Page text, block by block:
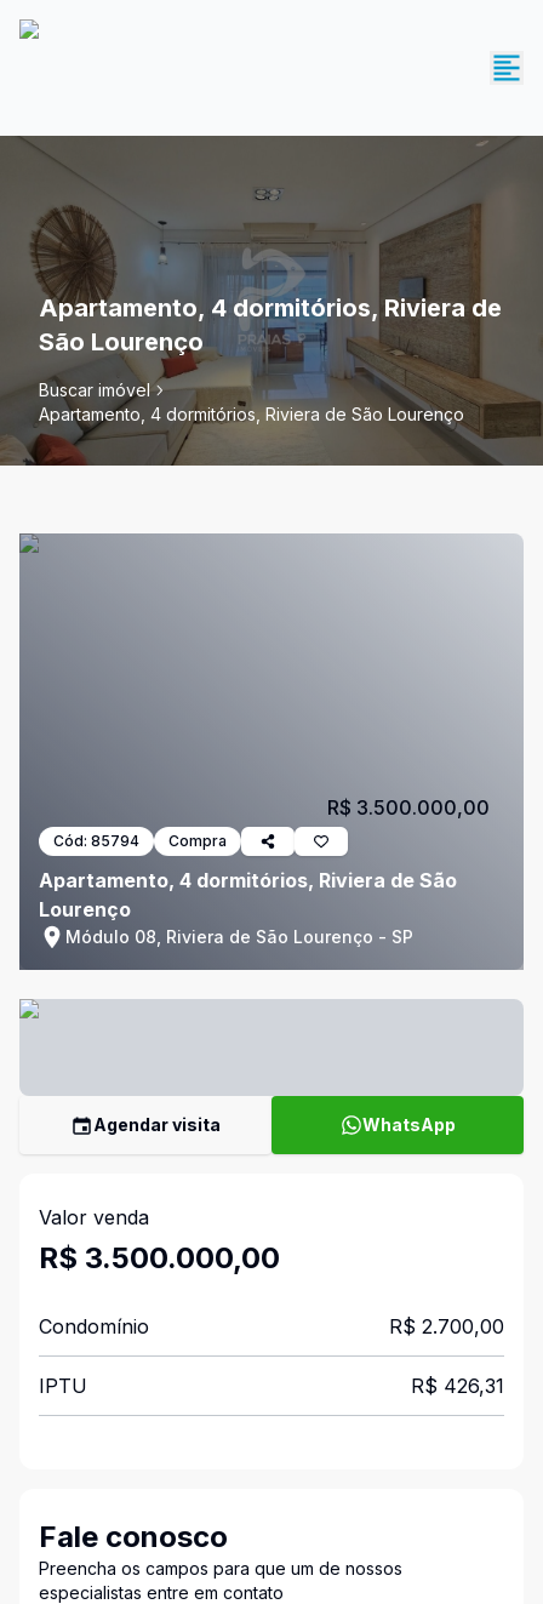
Apartamento, 4 dormitórios, Riviera de
São Lourenço
Buscar imóvel
Apartamento, 4 dormitórios, Riviera de São Lourenço
Cód: 85794 Compra
Apartamento, 4 dormitórios, Riviera de São
Lourenço
Módulo 08, Riviera de São Lourenço - SP
R$ 3.500.000,00
Agendar visita WhatsApp
Valor venda
R$ 3.500.000,00
Condomínio R$ 2.700,00
IPTU R$ 426,31
Fale conosco
Preencha os campos para que um de nossos
especialistas entre em contato